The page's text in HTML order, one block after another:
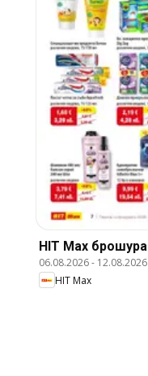
HIT Max брошура
06.08.2026- 12.08.2026
HIT Max